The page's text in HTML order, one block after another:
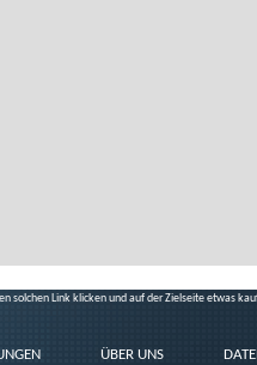
solchen Link klicken und auf der Zielseite etwas
ÜBER UNS